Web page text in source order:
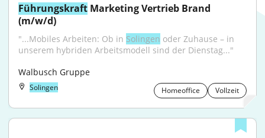
Führungskraft Marketing Vertrieb Brand
(m/w/d)
"...Mobiles Arbeiten: Ob in Solingen oder Zuhause – in
unserem hybriden Arbeitsmodell sind der Dienstag..."
Walbusch Gruppe
Solingen Homeoffice Vollzeit